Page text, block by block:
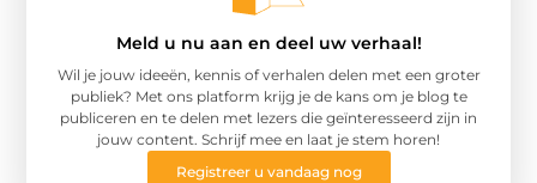
Meld u nu aan en deel uw verhaal!
Wil je jouw ideeën, kennis of verhalen delen met een groter
publiek? Met ons platform krijg je de kans om je blog te
publiceren en te delen met lezers die geïnteresseerd zijn in
jouw content. Schrijf mee en laat je stem horen!
Registreer u vandaag nog